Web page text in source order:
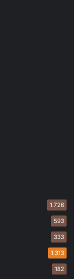
1.726
593
333
1.313
182